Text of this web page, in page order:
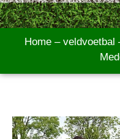
Home– veldvoetbal